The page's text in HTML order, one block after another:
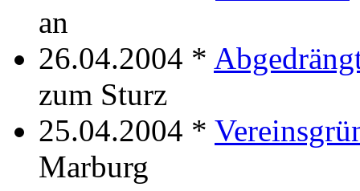
an
26.04.2004 *
zum Sturz
25.04.2004 *
Marburg